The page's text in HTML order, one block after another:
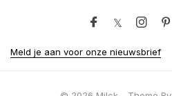
Meld je aan voor onze nieuwsbrief